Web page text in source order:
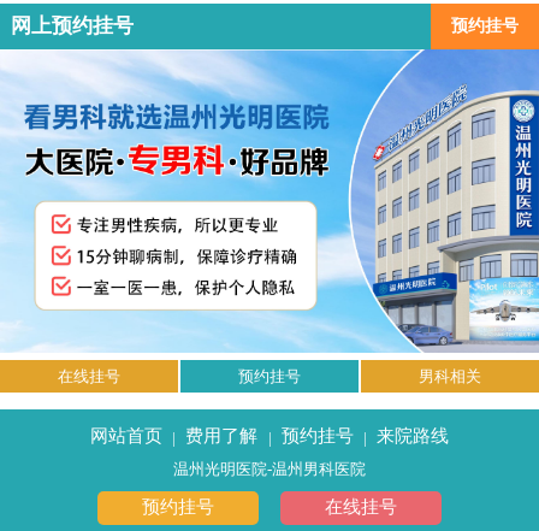
网上预约挂号 预约挂号
在线挂号 预约挂号 男科相关
网站首页 | 费用了解 | 预约挂号 | 来院路线
温州光明医院-温州男科医院
预约挂号 在线挂号